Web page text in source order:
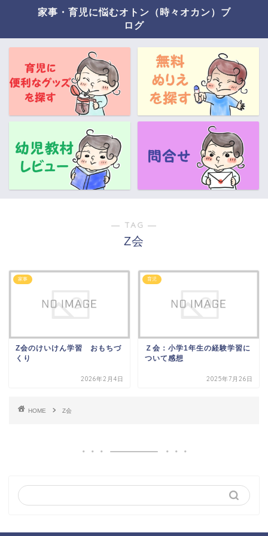
家事・育児に悩むオトン（時々オカン）ブ
ログ
― TAG ―
Z会
家事
Z会のけいけん学習 おもちづ
くり
2026年2月4日
育児
Ｚ会：小学1年生の経験学習に
ついて感想
2025年7月26日
HOME Z会